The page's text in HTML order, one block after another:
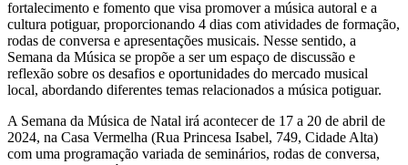
fortalecimento e fomento que visa promover a música autoral e a
cultura potiguar, proporcionando 4 dias com atividades de formação,
rodas de conversa e apresentações musicais. Nesse sentido, a
Semana da Música se propõe a ser um espaço de discussão e
reflexão sobre os desafios e oportunidades do mercado musical
local, abordando diferentes temas relacionados a música potiguar.
A Semana da Música de Natal irá acontecer de 17 a 20 de abril de
2024, na Casa Vermelha (Rua Princesa Isabel, 749, Cidade Alta)
com uma programação variada de seminários, rodas de conversa,